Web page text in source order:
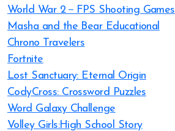
World War 2－FPS Shooting Games
Masha and the Bear Educational
Chrono Travelers
Fortnite
Lost Sanctuary: Eternal Origin
CodyCross: Crossword Puzzles
Word Galaxy Challenge
Volley Girls:High School Story